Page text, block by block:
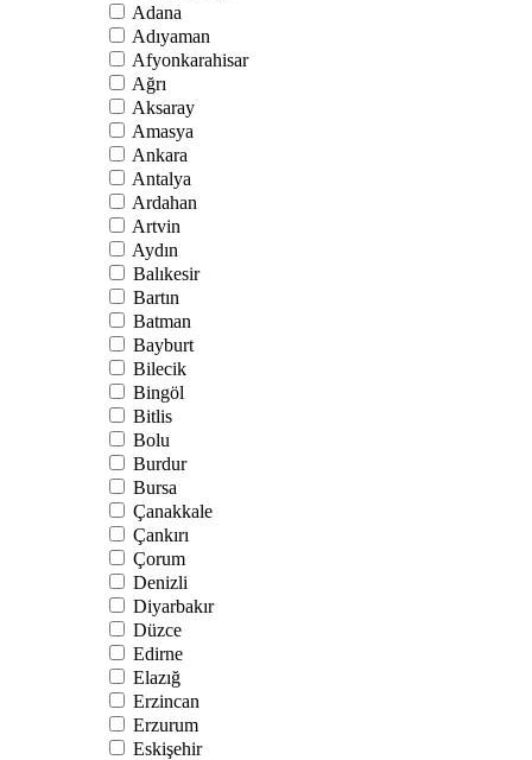
Adana
Adıyaman
Afyonkarahisar
Ağrı
Aksaray
Amasya
Ankara
Antalya
Ardahan
Artvin
Aydın
Balıkesir
Bartın
Batman
Bayburt
Bilecik
Bingöl
Bitlis
Bolu
Burdur
Bursa
Çanakkale
Çankırı
Çorum
Denizli
Diyarbakır
Düzce
Edirne
Elazığ
Erzincan
Erzurum
Eskişehir